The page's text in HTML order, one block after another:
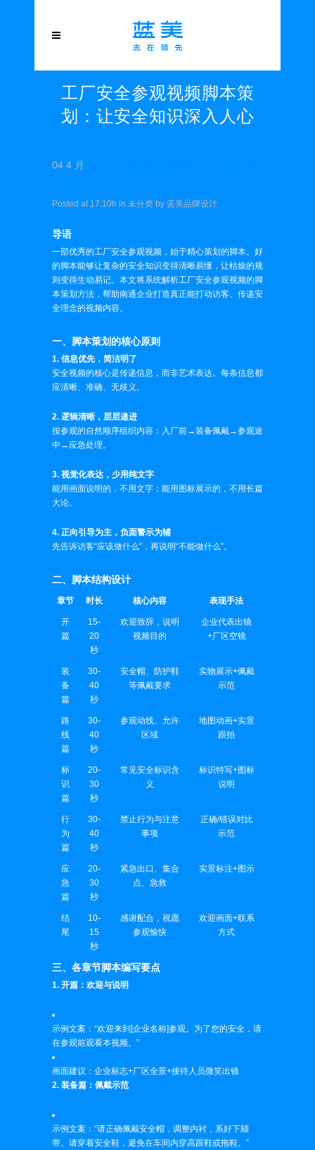
工厂安全参观视频脚本策
划：让安全知识深入人心
04 4 月
Posted at 17:10h in 未分类 by 蓝美品牌设计
导语
一部优秀的工厂安全参观视频，始于精心策划的脚本。好
的脚本能够让复杂的安全知识变得清晰易懂，让枯燥的规
则变得生动易记。本文将系统解析工厂安全参观视频的脚
本策划方法，帮助南通企业打造真正能打动访客、传递安
全理念的视频内容。
一、脚本策划的核心原则
1. 信息优先，简洁明了
安全视频的核心是传递信息，而非艺术表达。每条信息都
应清晰、准确、无歧义。
2. 逻辑清晰，层层递进
按参观的自然顺序组织内容：入厂前→装备佩戴→参观途
中→应急处理。
3. 视觉化表达，少用纯文字
能用画面说明的，不用文字；能用图标展示的，不用长篇
大论。
4. 正向引导为主，负面警示为辅
先告诉访客“应该做什么”，再说明“不能做什么”。
二、脚本结构设计
章节 时长 核心内容 表现手法
开
篇
15-
20
秒
欢迎致辞，说明
视频目的
企业代表出镜
+厂区空镜
装
备
篇
30-
40
秒
安全帽、防护鞋
等佩戴要求
实物展示+佩戴
示范
路
线
篇
30-
40
秒
参观动线、允许
区域
地图动画+实景
跟拍
标
识
篇
20-
30
秒
常见安全标识含
义
标识特写+图标
说明
行
为
篇
30-
40
秒
禁止行为与注意
事项
正确/错误对比
示范
应
急
篇
20-
30
秒
紧急出口、集合
点、急救
实景标注+图示
结
尾
10-
15
秒
感谢配合，祝愿
参观愉快
欢迎画面+联系
方式
三、各章节脚本编写要点
1. 开篇：欢迎与说明
示例文案：“欢迎来到[企业名称]参观。为了您的安全，请
在参观前观看本视频。”
画面建议：企业标志+厂区全景+接待人员微笑出镜
2. 装备篇：佩戴示范
示例文案：“请正确佩戴安全帽，调整内衬，系好下颏
带。请穿着安全鞋，避免在车间内穿高跟鞋或拖鞋。”